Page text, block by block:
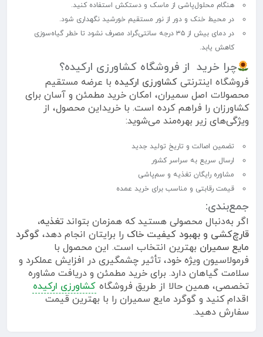
هنگام محلول‌پاشی از ماسک و دستکش استفاده کنید.
در محیط خنک و دور از نور مستقیم خورشید نگهداری شود.
در دمای بیش از ۳۵ درجه سانتی‌گراد مصرف نشود تا خطر گیاه‌سوزی
کاهش یابد.
چرا خرید از فروشگاه کشاورزی ارکیده؟
فروشگاه اینترنتی کشاورزی ارکیده با عرضه مستقیم
محصولات اصل سمیران، امکان خرید مطمئن و آسان برای
کشاورزان را فراهم کرده است. با خریداین محصول، از
ویژگی‌های زیر بهره‌مند می‌شوید:
تضمین اصالت و تاریخ تولید جدید
ارسال سریع به سراسر کشور
مشاوره رایگان تغذیه و سم‌پاشی
قیمت رقابتی و مناسب برای خرید عمده
جمع‌بندی:
اگر به‌دنبال محصولی هستید که همزمان بتواند تغذیه،
قارچ‌کشی و بهبود کیفیت خاک را برایتان انجام دهد، گوگرد
مایع سمیران بهترین انتخاب است. این محصول با
فرمولاسیون ویژه خود، تأثیر چشمگیری در افزایش عملکرد و
سلامت گیاهان دارد. برای خرید مطمئن و دریافت مشاوره
تخصصی، همین حالا از طریق فروشگاه کشاورزی ارکیده
اقدام کنید و گوگرد مایع سمیران را با بهترین قیمت
سفارش دهید.